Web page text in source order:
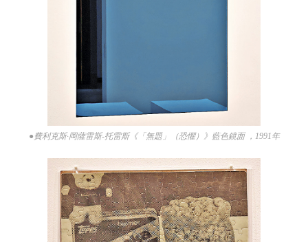
●費利克斯·岡薩雷斯-托雷斯《「無題」（恐懼）》藍色鏡面 ，1991年